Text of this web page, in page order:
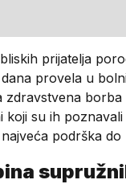
prijatelja
provela u
zdravstvena borba
koji su ih
podrška do